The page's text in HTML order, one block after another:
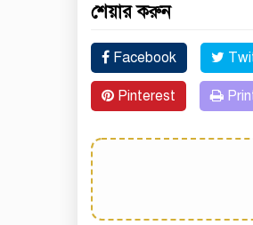
শেয়ার করুন
Facebook
Pinterest